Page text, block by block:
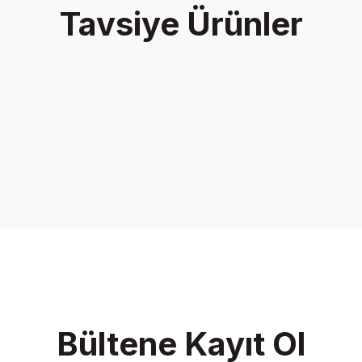
Yorum Yaz
Tavsiye Ürünler
Bültene Kayıt Ol